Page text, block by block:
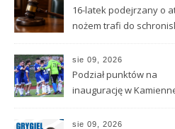
16-latek podejrzany o
nożem trafi do
sie 09, 2026
Podział punktów na
inaugurację w
sie 09, 2026